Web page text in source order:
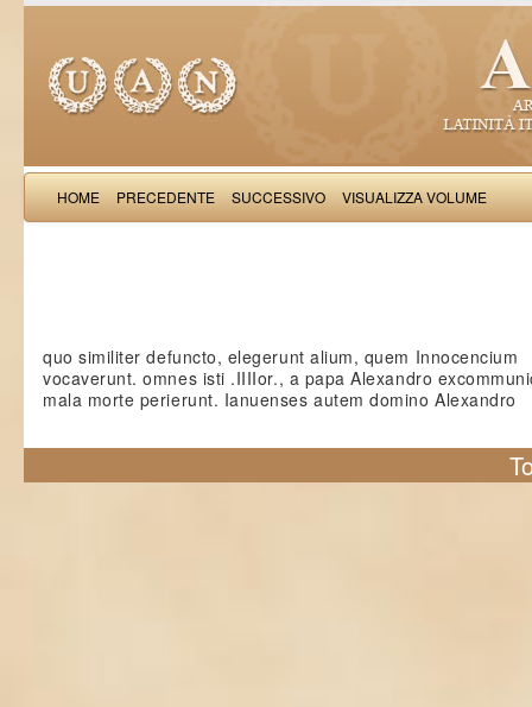
HOME PRECEDENTE SUCCESSIVO VISUALIZZA VOLUME
quo similiter defuncto, elegerunt alium, quem Innocencium
vocaverunt. omnes isti .IIIIor., a papa Alexandro
mala morte perierunt. Ianuenses autem domino Alexandro